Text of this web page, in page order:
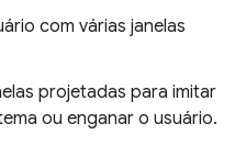
com várias janelas
projetadas para imitar
ou enganar o usuário.